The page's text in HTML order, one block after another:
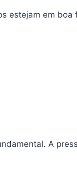
estejam em boa
A